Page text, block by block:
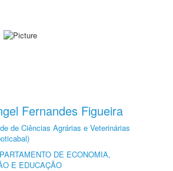
Fernandes Figueira
de Ciências Agrárias e Veterinárias
DE ECONOMIA,
E EDUCAÇÃO